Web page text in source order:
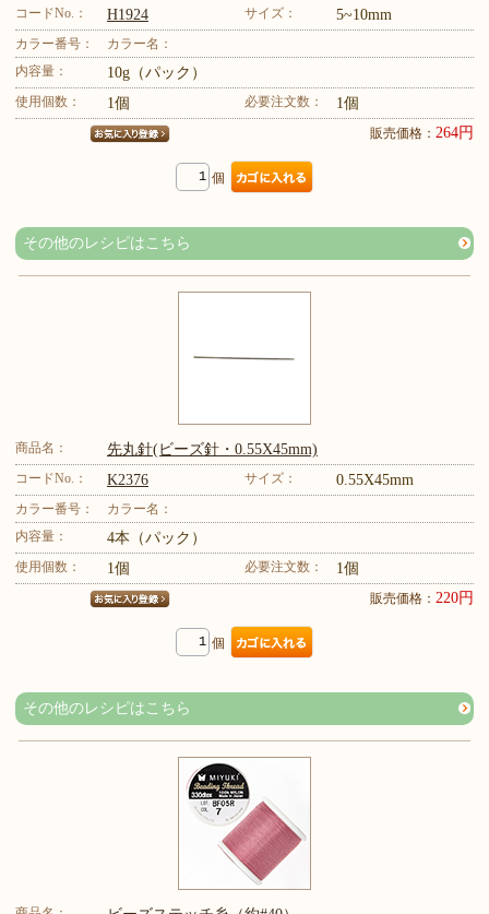
コードNo.： H1924 サイズ： 5~10mm
カラー番号：
カラー名：
内容量：
10g（パック）
使用個数： 1個 必要注文数： 1個
販売価格： 264円
個
その他のレシピはこちら
商品名： 先丸針(ビーズ針・0.55X45mm)
コードNo.： K2376 サイズ： 0.55X45mm
カラー番号：
カラー名：
内容量：
4本（パック）
使用個数： 1個 必要注文数： 1個
販売価格： 220円
個
その他のレシピはこちら